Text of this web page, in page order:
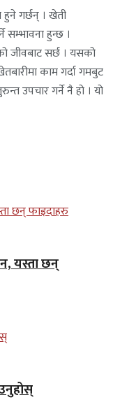
हुने गर्छन् । खेती
सम्भावना हुन्छ ।
जीवबाट सर्छ । यसको
काम गर्दा गमबुट
उपचार गर्ने नै हो । यो
यस्ता छन्